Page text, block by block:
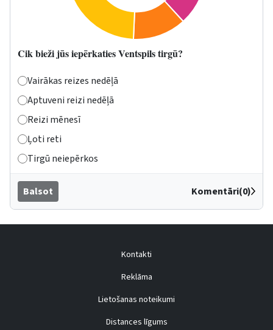
Cik bieži jūs iepērkaties Ventspils tirgū?
Vairākas reizes nedēļā
Aptuveni reizi nedēļā
Reizi mēnesī
Ļoti reti
Tirgū neiepērkos
Balsot Komentāri(0)
Kontakti
Reklāma
Lietošanas noteikumi
Distances līgums